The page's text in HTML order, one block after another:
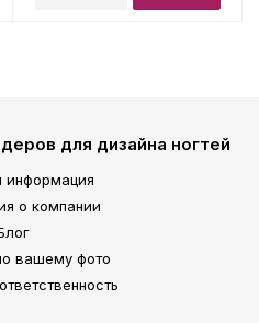
для дизайна ногтей
информация
о компании
вашему фото